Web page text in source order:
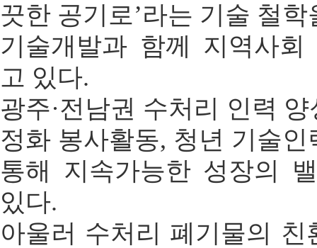
끗한 공기로’라는 기술 철
기술개발과 함께 지역사
고 있다.
광주·전남권 수처리 인력
정화 봉사활동, 청년 기술
통해 지속가능한 성장의
있다.
아울러 수처리 폐기물의 친